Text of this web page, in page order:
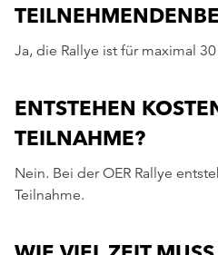
Ja, die Rallye ist für maximal
ENTSTEHEN
TEILNAHME?
Nein. Bei der OER Rallye
Teilnahme.